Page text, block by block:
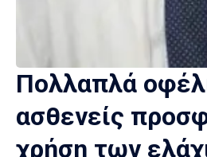
Πολλαπλά
ασθενείς
χρήση των